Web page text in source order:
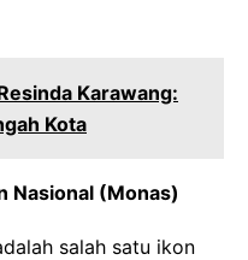
Karawang:
Kota
Nasional (Monas)
salah satu ikon